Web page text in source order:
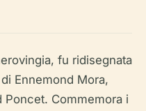
fu ridisegnata
Ennemond Mora,
Poncet. Commemora i